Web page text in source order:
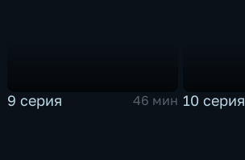
9 серия 46 мин 10 серия